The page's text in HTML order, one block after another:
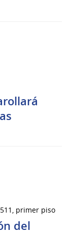
primer piso
del